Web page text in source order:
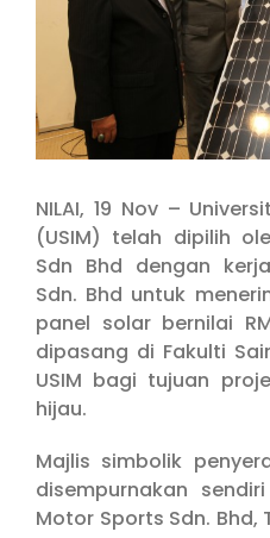
NILAI, 19 Nov –
(USIM) telah dipilih
Sdn Bhd dengan
Sdn. Bhd untuk
panel solar bernilai
dipasang di Fakulti
USIM bagi tujuan
hijau.
Majlis simbolik
disempurnakan
Motor Sports Sdn. Bhd,